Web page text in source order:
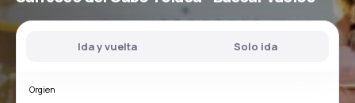
Ida y vuelta Solo ida
Orgien